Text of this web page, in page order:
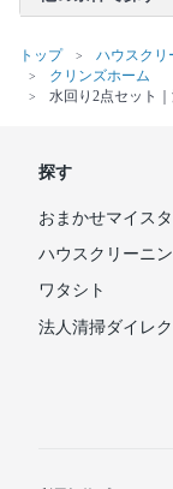
トップ ハウスクリ
クリンズホーム
水回り2点セット
探す
おまかせマイス
ハウスクリーニ
ワタシト
法人清掃ダイレク